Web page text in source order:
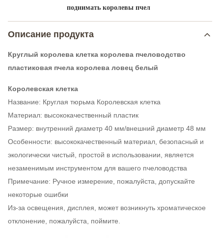
поднимать королевы пчел
Описание продукта
Круглый королева клетка королева пчеловодство
пластиковая пчела королева ловец белый
Королевская клетка
Название: Круглая тюрьма Королевская клетка
Материал: высококачественный пластик
Размер: внутренний диаметр 40 мм/внешний диаметр 48 мм
Особенности: высококачественный материал, безопасный и
экологически чистый, простой в использовании, является
незаменимым инструментом для вашего пчеловодства
Примечание: Ручное измерение, пожалуйста, допускайте
некоторые ошибки
Из-за освещения, дисплея, может возникнуть хроматическое
отклонение, пожалуйста, поймите.